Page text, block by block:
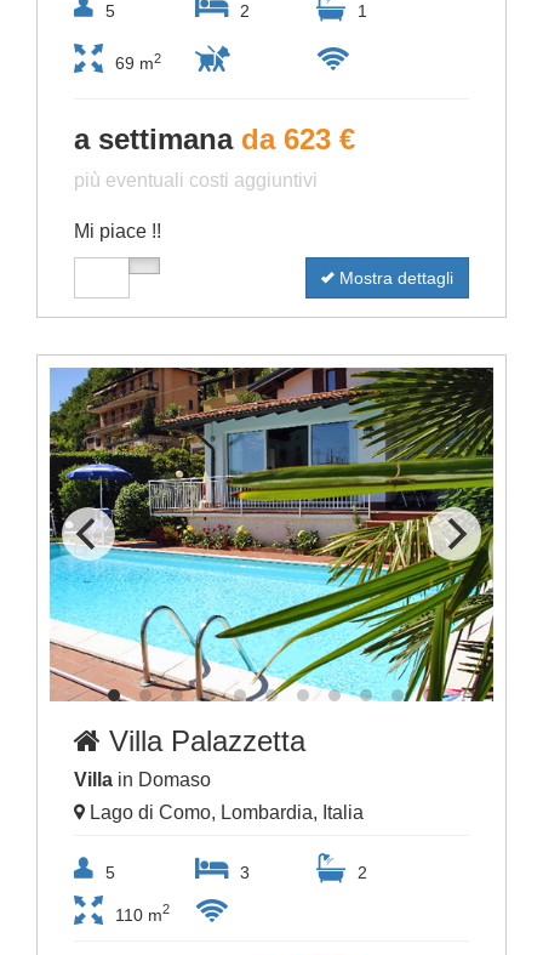
5 2 1
69 m2
a settimana da 623 €
più eventuali costi aggiuntivi
Mi piace !!
Mostra dettagli
Villa Palazzetta
Villa in Domaso
Lago di Como, Lombardia, Italia
5 3 2
110 m2